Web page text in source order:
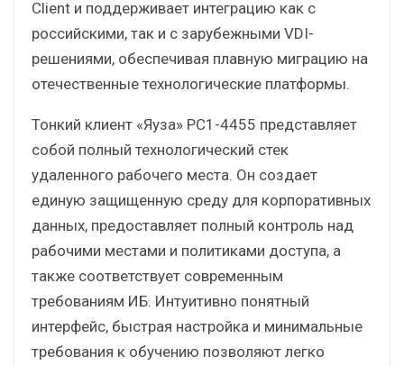
Client и поддерживает интеграцию как с
российскими, так и с зарубежными VDI-
решениями, обеспечивая плавную миграцию на
отечественные технологические платформы.
Тонкий клиент «Яуза» РС1-4455 представляет
собой полный технологический стек
удаленного рабочего места. Он создает
единую защищенную среду для корпоративных
данных, предоставляет полный контроль над
рабочими местами и политиками доступа, а
также соответствует современным
требованиям ИБ. Интуитивно понятный
интерфейс, быстрая настройка и минимальные
требования к обучению позволяют легко